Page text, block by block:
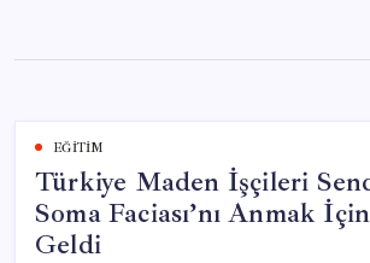
content
EĞITIM
Türkiye Maden İşçileri
Soma Faciası’nı Anmak
Geldi